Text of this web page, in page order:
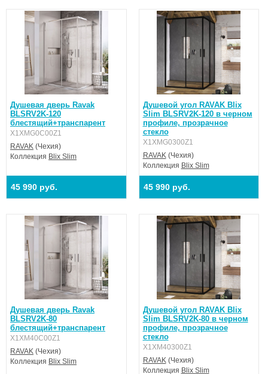
Душевая дверь Ravak
BLSRV2K-120
блестящий+транспарент
X1XMG0C00Z1
RAVAK (Чехия)
Коллекция Blix Slim
45 990 руб.
Душевой угол RAVAK Blix
Slim BLSRV2K-120 в черном
профиле, прозрачное
стекло
X1XMG0300Z1
RAVAK(Чехия)
Коллекция Blix Slim
45 990 руб.
Душевая дверь Ravak
BLSRV2K-80
блестящий+транспарент
X1XM40C00Z1
RAVAK (Чехия)
Коллекция Blix Slim
Душевой угол RAVAK Blix
Slim BLSRV2K-80 в черном
профиле, прозрачное
стекло
X1XM40300Z1
RAVAK(Чехия)
Коллекция Blix Slim